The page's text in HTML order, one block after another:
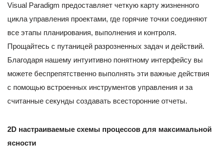
Visual Paradigm предоставляет четкую карту жизненного
цикла управления проектами, где горячие точки соединяют
все этапы планирования, выполнения и контроля.
Прощайтесь с путаницей разрозненных задач и действий.
Благодаря нашему интуитивно понятному интерфейсу вы
можете беспрепятственно выполнять эти важные действия
с помощью встроенных инструментов управления и за
считанные секунды создавать всесторонние отчеты.
2D настраиваемые схемы процессов для максимальной
ясности